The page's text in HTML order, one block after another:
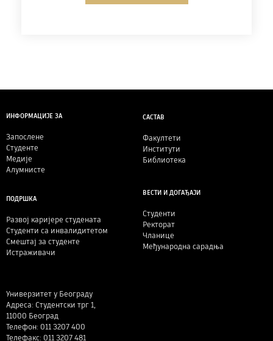
ИНФОРМАЦИЈЕ ЗА
Запослене
Студенте
Медије
Алумнисте
САСТАВ
Факултети
Институти
Библиотека
ПОДРШКА
Развој каријере студената
Студенти са инвалидитетом
Смештај за студенте
Истраживачи
ВЕСТИ И ДОГАЂАЈИ
Студенти
Ректорат
Чланице
Међународна сарадња
Универзитет у Београду
Адреса: Студентски трг 1,
11000 Београд
Телефон: 011 3207 400
Телефакс: 011 3207 481